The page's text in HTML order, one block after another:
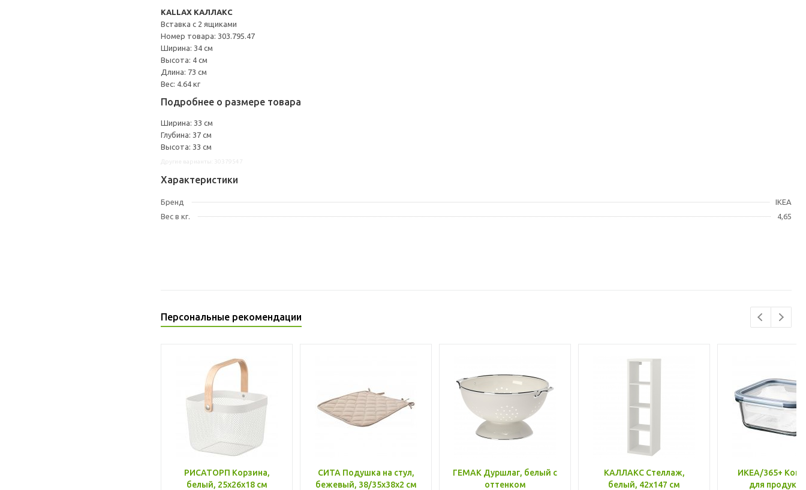
KALLAX КАЛЛАКС
Вставка с 2 ящиками
Номер товара: 303.795.47
Ширина: 34 см
Высота: 4 см
Длина: 73 см
Вес: 4.64 кг
Подробнее о размере товара
Ширина: 33 см
Глубина: 37 см
Высота: 33 см
Характеристики
Бренд
IKEA
Вес в кг.
4,65
Персональные рекомендации
РИСАТОРП Корзина,
белый, 25x26x18 см
СИТА Подушка на стул,
бежевый, 38/35x38x2 см
ГЕМАК Дуршлаг, белый с
оттенком
КАЛЛАКС Стеллаж,
белый, 42x147 см
ИКЕА/365+
для